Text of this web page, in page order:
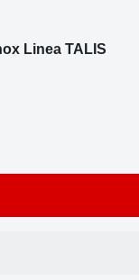
Linea TALIS